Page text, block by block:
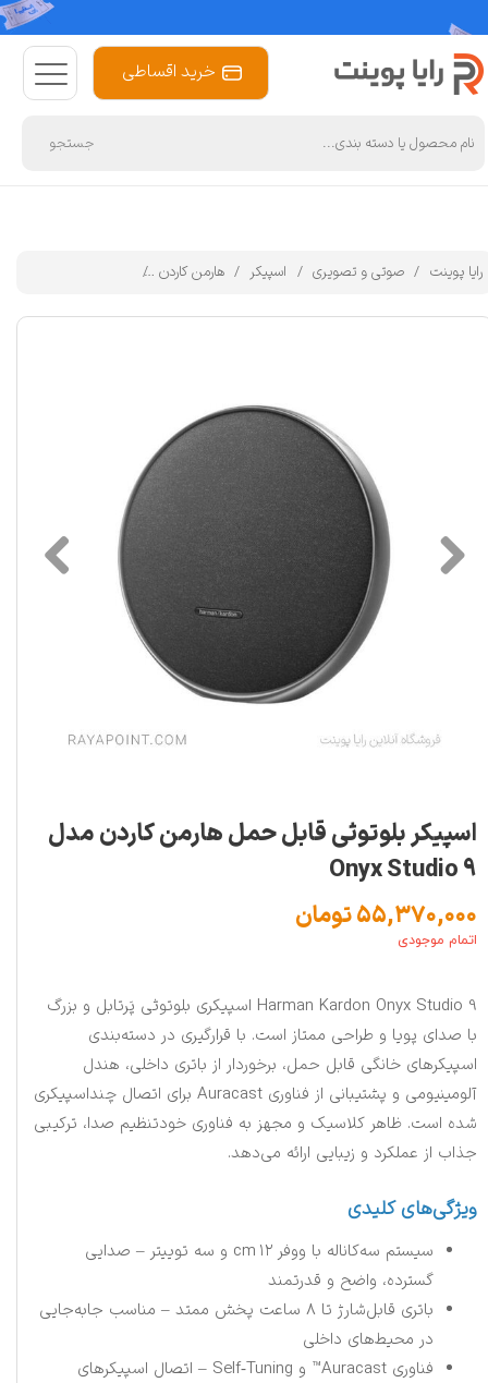
جستجو
خرید اقساطی
رایا پوینت صوتی و تصویری اسپیکر هارمن کاردن
اسپیکر بلوتوثی قابل حمل هارمن کاردن مدل
Onyx Studio 9
۵۵,۳۷۰,۰۰۰ تومان
اتمام موجودی
Harman Kardon Onyx Studio 9 اسپیکری بلوتوثی پَرتابل و بزرگ
با صدای پویا و طراحی ممتاز است. با قرارگیری در دسته‌بندی
اسپیکرهای خانگی قابل حمل، برخوردار از باتری داخلی، هندل
آلومینیومی و پشتیبانی از فناوری Auracast برای اتصال چنداسپیکری
شده است. ظاهر کلاسیک و مجهز به فناوری خودتنظیم صدا، ترکیبی
جذاب از عملکرد و زیبایی ارائه می‌دهد.
ویژگی‌های کلیدی
سیستم سه‌کاناله با ووفر ۱۲ cm و سه توییتر – صدایی
گسترده، واضح و قدرتمند
باتری قابل‌شارژ تا ۸ ساعت پخش ممتد – مناسب جابه‌جایی
در محیط‌های داخلی
فناوری Auracast™ و Self‑Tuning – اتصال اسپیکرهای